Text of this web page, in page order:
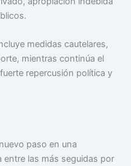
medidas cautelares,
mientras continúa el
repercusión política y
paso en una
entre las más seguidas por